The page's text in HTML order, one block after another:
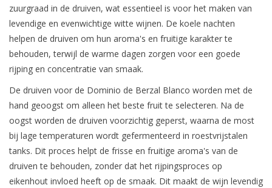
zuurgraad in de druiven, wat essentieel is voor het maken van
levendige en evenwichtige witte wijnen. De koele nachten
helpen de druiven om hun aroma's en fruitige karakter te
behouden, terwijl de warme dagen zorgen voor een goede
rijping en concentratie van smaak.
De druiven voor de Dominio de Berzal Blanco worden met de
hand geoogst om alleen het beste fruit te selecteren. Na de
oogst worden de druiven voorzichtig geperst, waarna de most
bij lage temperaturen wordt gefermenteerd in roestvrijstalen
tanks. Dit proces helpt de frisse en fruitige aroma's van de
druiven te behouden, zonder dat het rijpingsproces op
eikenhout invloed heeft op de smaak. Dit maakt de wijn levendig